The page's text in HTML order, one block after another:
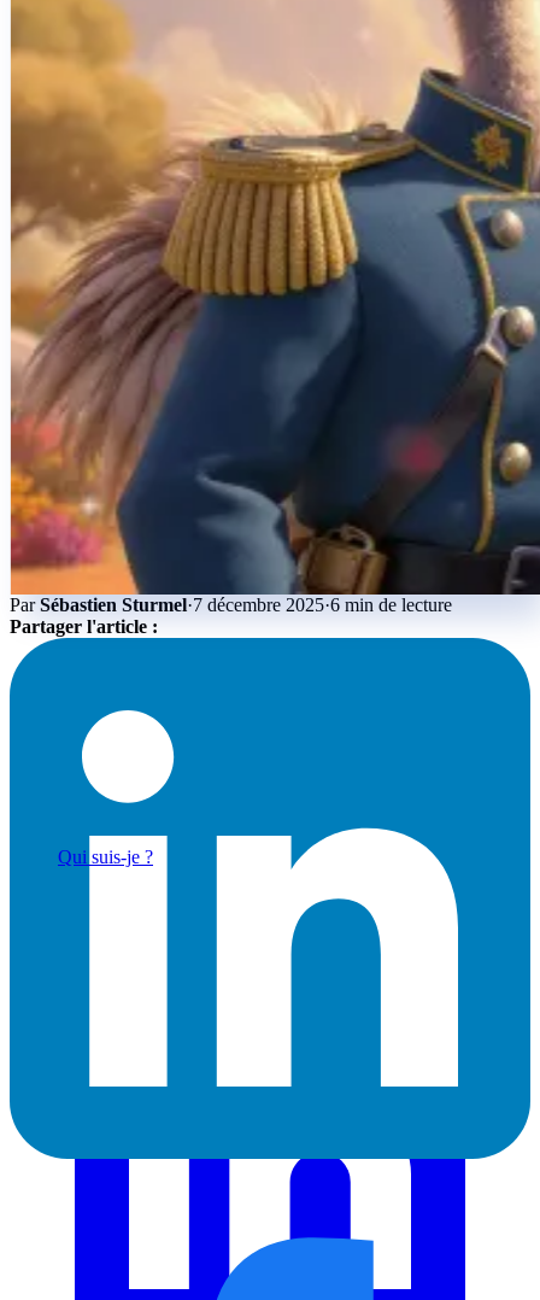
Créations de sites internet
Projets d'applications iOS & Android
Plateformes métiers personnalisées
Blog
Actualités & Tendances Tech
Développement Web & Mobile
Automatisation, IA & Outils
Cybersécurité
Qui suis-je ?
ParSébastien Sturmel·7 décembre 2025·6 min de lecture
Partager l'article :